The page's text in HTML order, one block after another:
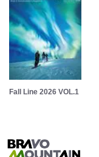
Fall Line 2026 VOL.1